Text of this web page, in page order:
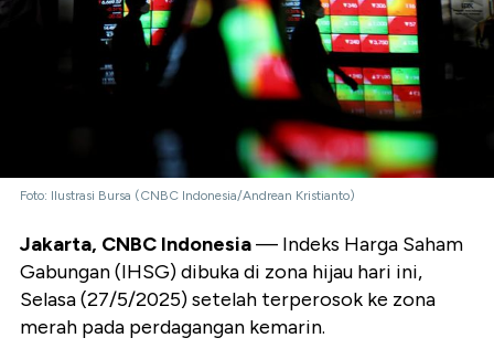
Foto: Ilustrasi Bursa (CNBC Indonesia/Andrean Kristianto)
Jakarta, CNBC Indonesia— Indeks Harga Saham
Gabungan (IHSG) dibuka di zona hijau hari ini,
Selasa (27/5/2025) setelah terperosok ke zona
merah pada perdagangan kemarin.